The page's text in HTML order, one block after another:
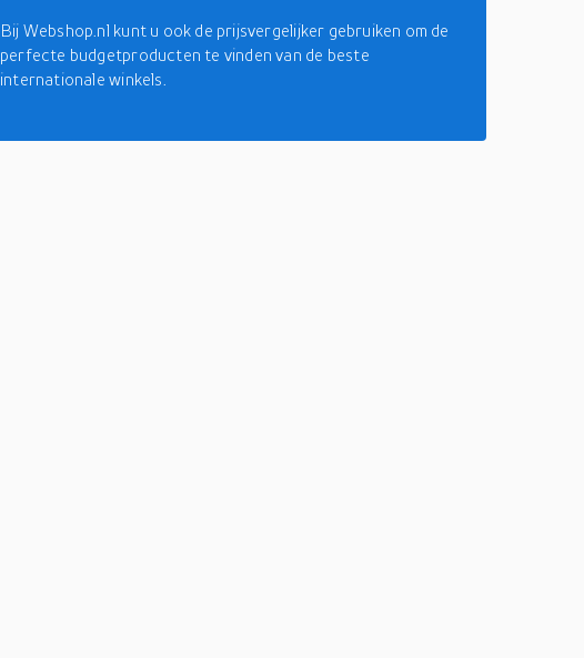
Bij Webshop.nl kunt u ook de prijsvergelijker gebruiken om de
perfecte budgetproducten te vinden van de beste
internationale winkels.